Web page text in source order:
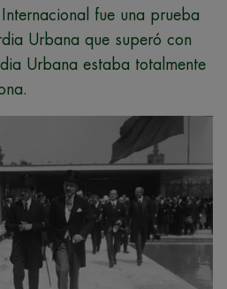
fue una prueba
Urbana que superó con
Urbana estaba totalmente